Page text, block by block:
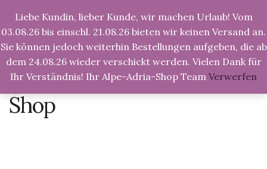
Liebe Kundin, lieber Kunde, wir machen Urlaub! Vom
03.08.26 bis einschl. 21.08.26 bieten wir keinen Versand an.
Sie können jedoch weiterhin Bestellungen aufgeben, die ab
dem 24.08.26 wieder verschickt werden. Vielen Dank für
Ihr Verständnis! Ihr Alpe-Adria-Shop Team Verwerfen
Alpe-Adria-Shop.de >Produkte >Zilavka Mostar
Shop